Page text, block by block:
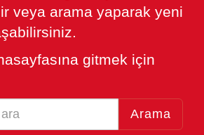
veya arama yaparak yeni
gitmek için
Arama